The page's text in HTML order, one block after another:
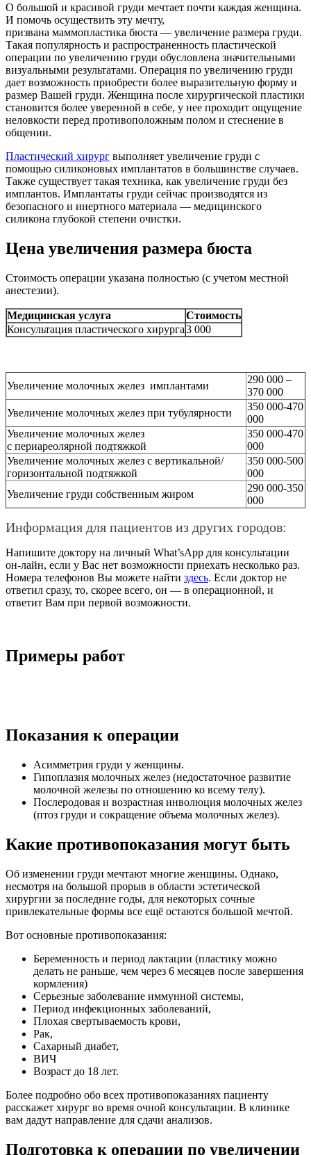
О большой и красивой груди мечтает почти каждая женщина.
И помочь осуществить эту мечту,
призвана маммопластика бюста — увеличение размера груди.
Такая популярность и распространенность пластической
операции по увеличению груди обусловлена значительными
визуальными результатами. Операция по увеличению груди
дает возможность приобрести более выразительную форму и
размер Вашей груди. Женщина после хирургической пластики
становится более уверенной в себе, у нее проходит ощущение
неловкости перед противоположным полом и стеснение в
общении.
Пластический хирург выполняет увеличение груди с
помощью силиконовых имплантатов в большинстве случаев.
Также существует такая техника, как увеличение груди без
имплантов. Имплантаты груди сейчас производятся из
безопасного и инертного материала — медицинского
силикона глубокой степени очистки.
Цена увеличения размера бюста
Стоимость операции указана полностью (с учетом местной
анестезии).
Медицинская услуга
Стоимость
Консультация пластического хирурга3 000
Увеличение молочных желез имплантами
290 000 –
370 000
Увеличение молочных желез при тубулярности
350 000-470
000
Увеличение молочных желез
с периареолярной подтяжкой
350 000-470
000
Увеличение молочных желез с вертикальной/
горизонтальной подтяжкой
350 000-500
000
Увеличение груди собственным жиром
290 000-350
000
Информация для пациентов из других городов:
Напишите доктору на личный What’sApp для консультации
он-лайн, если у Вас нет возможности приехать несколько раз.
Номера телефонов Вы можете найти здесь. Если доктор не
ответил сразу, то, скорее всего, он — в операционной, и
ответит Вам при первой возможности.
Примеры работ
Показания к операции
Асимметрия груди у женщины.
Гипоплазия молочных желез (недостаточное развитие
молочной железы по отношению ко всему телу).
Послеродовая и возрастная инволюция молочных желез
(птоз груди и сокращение объема молочных желез).
Какие противопоказания могут быть
Об изменении груди мечтают многие женщины. Однако,
несмотря на большой прорыв в области эстетической
хирургии за последние годы, для некоторых сочные
привлекательные формы все ещё остаются большой мечтой.
Вот основные противопоказания:
Беременность и период лактации (пластику можно
делать не раньше, чем через 6 месяцев после завершения
кормления)
Серьезные заболевание иммунной системы,
Период инфекционных заболеваний,
Плохая свертываемость крови,
Рак,
Сахарный диабет,
ВИЧ
Возраст до 18 лет.
Более подробно обо всех противопоказаниях пациенту
расскажет хирург во время очной консультации. В клинике
вам дадут направление для сдачи анализов.
Подготовка к операции по увеличении